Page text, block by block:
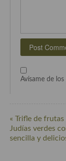
Cocina Britanica
Cocina Bulgara
Avísame de
« Trifle de
Judías verdes
sencilla y